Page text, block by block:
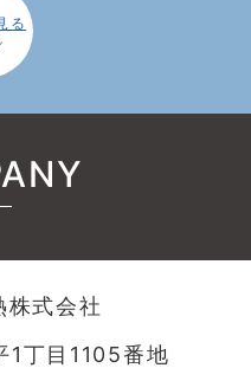
る
株式会社
1丁目1105番地